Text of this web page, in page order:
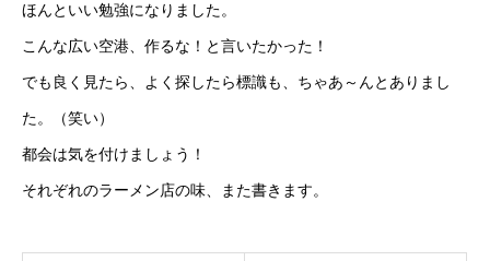
ほんといい勉強になりました。
こんな広い空港、作るな！と言いたかった！
でも良く見たら、よく探したら標識も、ちゃあ～んとありまし
た。（笑い）
都会は気を付けましょう！
それぞれのラーメン店の味、また書きます。